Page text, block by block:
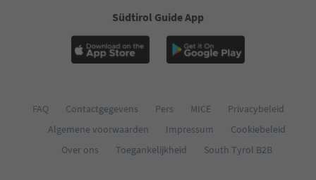
Südtirol Guide App
FAQ Contactgegevens Pers MICE
Privacybeleid
Algemene voorwaarden
Impressum
Cookiebeleid
Over ons
Toegankelijkheid South Tyrol B2B